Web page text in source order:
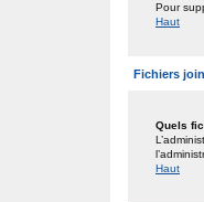
Pour
Haut
Fichiers
Quels
Haut